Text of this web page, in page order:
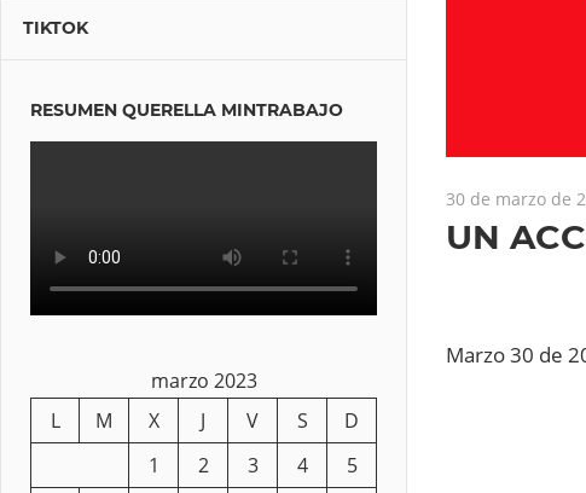
30 de marzo de
UN
Marzo 30 de
TIKTOK
RESUMEN QUERELLA MINTRABAJO
marzo 2023
L
M X J V S
D
1
2 3 4
5